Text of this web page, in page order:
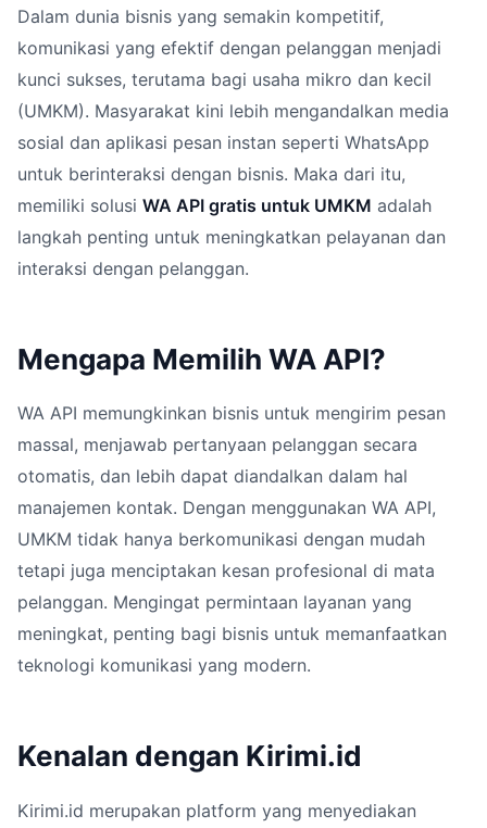
Dalam dunia bisnis yang semakin kompetitif,
komunikasi yang efektif dengan pelanggan menjadi
kunci sukses, terutama bagi usaha mikro dan kecil
(UMKM). Masyarakat kini lebih mengandalkan media
sosial dan aplikasi pesan instan seperti WhatsApp
untuk berinteraksi dengan bisnis. Maka dari itu,
memiliki solusi WA API gratis untuk UMKM adalah
langkah penting untuk meningkatkan pelayanan dan
interaksi dengan pelanggan.
Mengapa Memilih WA API?
WA API memungkinkan bisnis untuk mengirim pesan
massal, menjawab pertanyaan pelanggan secara
otomatis, dan lebih dapat diandalkan dalam hal
manajemen kontak. Dengan menggunakan WA API,
UMKM tidak hanya berkomunikasi dengan mudah
tetapi juga menciptakan kesan profesional di mata
pelanggan. Mengingat permintaan layanan yang
meningkat, penting bagi bisnis untuk memanfaatkan
teknologi komunikasi yang modern.
Kenalan dengan Kirimi.id
Kirimi.id merupakan platform yang menyediakan